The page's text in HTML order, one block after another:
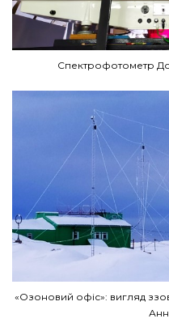
Спектрофотометр
«Озоновий офіс»: вигляд